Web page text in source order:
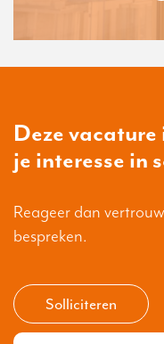
Deze
je interesse in
Reageer dan
bespreken.
Solliciteren